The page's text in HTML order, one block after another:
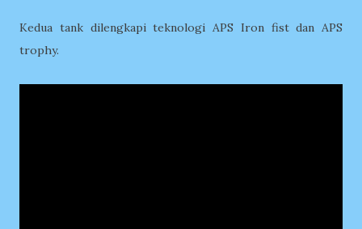
Kedua tank dilengkapi teknologi APS Iron fist dan APS
trophy.